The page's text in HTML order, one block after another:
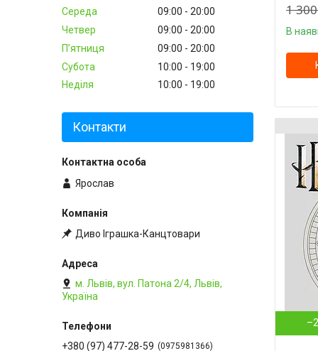
1
В
Середа
09:00
20:00
Четвер
09:00
20:00
Пʼятниця
09:00
20:00
Субота
10:00
19:00
Неділя
10:00 19:00
Контакти
Ярослав
Диво Іграшка-Канцтовари
м. Львів, вул. Патона 2/4, Львів,
Україна
+380 (97) 477-28-59 0975981366